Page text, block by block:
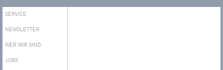
SERVICE
NEWSLETTER
WER WIR SIND
JOBS